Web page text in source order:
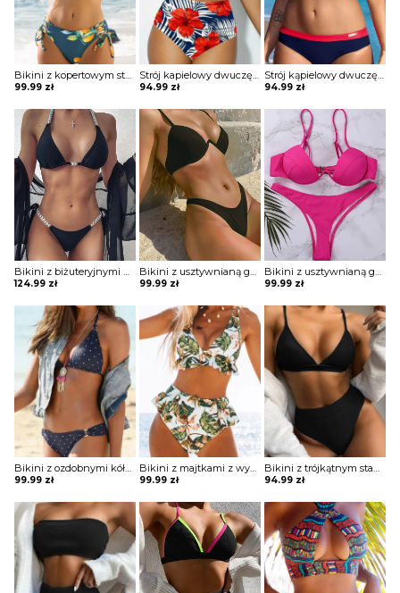
Bikini z kopertowym stanikiem sznurowane
99.99 zł
Strój kapielowy dwuczęściowy z topem i drapowanymi majtkami z wysokim stanem
94.99 zł
Strój kąpielowy dwuczęściowy sportowy
94.99 zł
Bikini z biżuteryjnymi kamieniami
124.99 zł
Bikini z usztywnianą górą i wyciętym dołem
99.99 zł
Bikini z usztywnianą górą i wyciętym dołem
99.99 zł
Bikini z ozdobnymi kółkami
99.99 zł
Bikini z majtkami z wysokim stanem z falbankami
99.99 zł
Bikini z trójkątnym stanikiem
94.99 zł